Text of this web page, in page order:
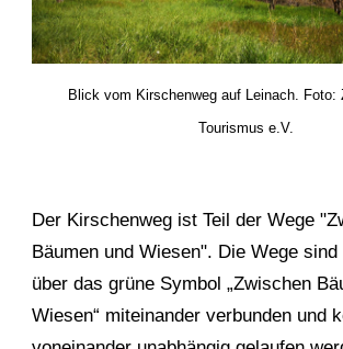
Blick vom Kirschenweg auf Leinach. Foto:
Tourismus e.V.
Der Kirschenweg ist Teil der Wege
Bäumen und Wiesen". Die Wege
über das grüne Symbol „Zwischen
Wiesen“ miteinander verbunden und